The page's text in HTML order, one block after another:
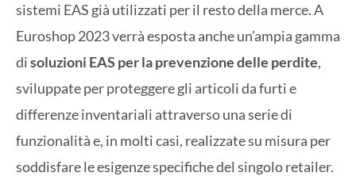
sistemi EAS già utilizzati per il resto della merce. A
Euroshop 2023 verrà esposta anche un’ampia gamma
disoluzioni EAS per la prevenzione delle perdite,
sviluppate per proteggere gli articoli da furti e
differenze inventariali attraverso una serie di
funzionalità e, in molti casi, realizzate su misura per
soddisfare le esigenze specifiche del singolo retailer.